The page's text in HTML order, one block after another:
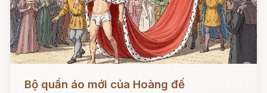
Bộ quần áo mới của Hoàng đế